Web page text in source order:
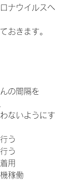
ナウイルスへ
おきます。
の間隔を
ないようにす
う
う
用
稼働